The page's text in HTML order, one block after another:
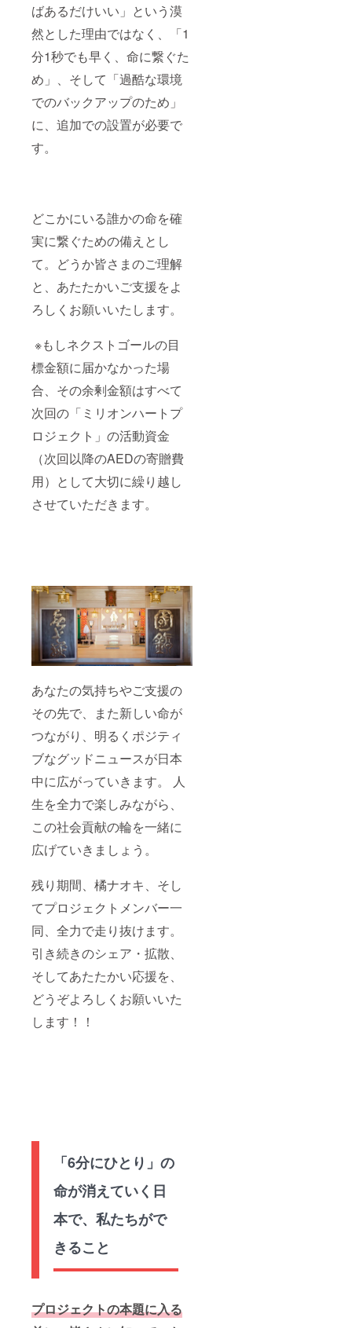
ばあるだけいい」という漠
然とした理由ではなく、「1
分1秒でも早く、命に繋ぐた
め」、そして「過酷な環境
でのバックアップのため」
に、追加での設置が必要で
す。
どこかにいる誰かの命を確
実に繋ぐための備えとし
て。どうか皆さまのご理解
と、あたたかいご支援をよ
ろしくお願いいたします。
※もしネクストゴールの目
標金額に届かなかった場
合、その余剰金額はすべて
次回の「ミリオンハートプ
ロジェクト」の活動資金
（次回以降のAEDの寄贈費
用）として大切に繰り越し
させていただきます。
あなたの気持ちやご支援の
その先で、また新しい命が
つながり、明るくポジティ
ブなグッドニュースが日本
中に広がっていきます。 人
生を全力で楽しみながら、
この社会貢献の輪を一緒に
広げていきましょう。
残り期間、橘ナオキ、そし
てプロジェクトメンバー一
同、全力で走り抜けます。
引き続きのシェア・拡散、
そしてあたたかい応援を、
どうぞよろしくお願いいた
します！！
「6分にひとり」の
命が消えていく日
本で、私たちがで
きること
プロジェクトの本題に入る